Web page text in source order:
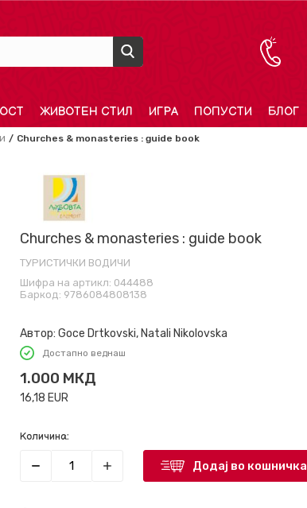
ЖИВОТЕН СТИЛ ИГРА ПОПУСТИ БЛОГ
Churches & monasteries : guide book
Churches & monasteries : guide book
ТУРИСТИЧКИ ВОДИЧИ
Шифра на артикл: 044488
Баркод: 9786084808138
Автор: Goce Drtkovski, Natali Nikolovska
Достапно веднаш
1.000 МКД
16,18 EUR
Количина:
Додај во кошничка